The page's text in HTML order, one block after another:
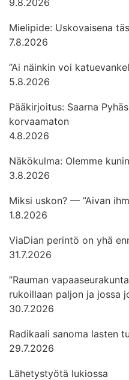
9.8.2026
Mielipide: Uskovaisena
7.8.2026
”Ai näinkin voi
5.8.2026
Pääkirjoitus: Saarna
korvaamaton
4.8.2026
Näkökulma: Olemme
3.8.2026
Miksi uskon? — ”Aivan
1.8.2026
ViaDian perintö on yhä
31.7.2026
”Rauman
rukoillaan paljon ja jossa
30.7.2026
Radikaali sanoma lasten
29.7.2026
Lähetystyötä lukiossa